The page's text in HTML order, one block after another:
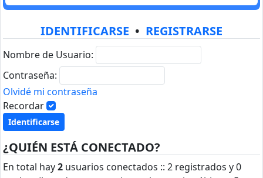
IDENTIFICARSE • REGISTRARSE
Nombre de Usuario:
Contraseña:
Olvidé mi contraseña
Recordar
¿QUIÉN ESTÁ CONECTADO?
En total hay2 usuarios conectados :: 2 registrados y 0